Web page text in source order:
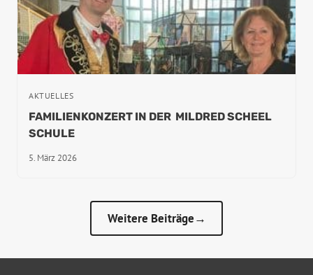
AKTUELLES
FAMILIENKONZERT IN DER MILDRED SCHEEL
SCHULE
5. März 2026
Weitere Beiträge→